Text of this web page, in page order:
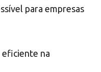
para empresas
eficiente na